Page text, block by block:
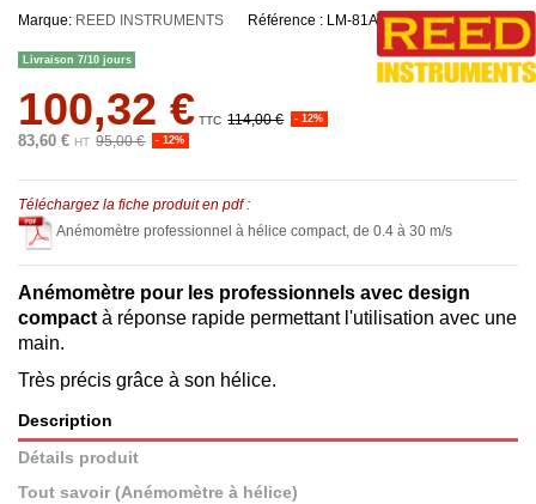
Marque: REED INSTRUMENTS Référence : LM-81AM-RE
Livraison 7/10 jours
100,32 € TTC 114,00 € - 12%
83,60 € HT 95,00 € - 12%
Téléchargez la fiche produit en pdf :
Anémomètre professionnel à hélice compact, de 0.4 à 30 m/s
Anémomètre pour les professionnels avec design
compact à réponse rapide permettant l'utilisation avec une
main.
Très précis grâce à son hélice.
Description
Détails produit
Tout savoir (Anémomètre à hélice)